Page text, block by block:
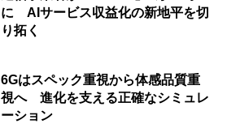
に AIサービス収益化の新地平を切
り拓く
6Gはスペック重視から体感品質重
視へ 進化を支える正確なシミュレ
ーション